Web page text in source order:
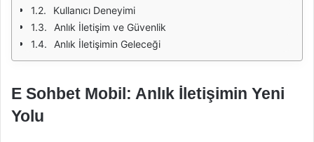
Kullanıcı Deneyimi
Anlık İletişim ve Güvenlik
Anlık İletişimin Geleceği
E Sohbet Mobil: Anlık İletişimin Yeni
Yolu